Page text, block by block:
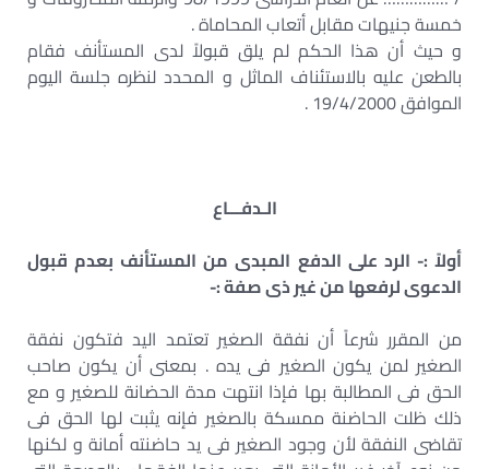
خمسة جنيهات مقابل أتعاب المحاماة .
و حيث أن هذا الحكم لم يلق قبولاً لدى المستأنف فقام
بالطعن عليه بالاستئناف الماثل و المحدد لنظره جلسة اليوم
الموافق 19/4/2000 .
الـدفـــاع
أولاً :- الرد على الدفع المبدى من المستأنف بعدم قبول
الدعوى لرفعها من غير ذى صفة :-
من المقرر شرعاً أن نفقة الصغير تعتمد اليد فتكون نفقة
الصغير لمن يكون الصغير فى يده . بمعنى أن يكون صاحب
الحق فى المطالبة بها فإذا انتهت مدة الحضانة للصغير و مع
ذلك ظلت الحاضنة ممسكة بالصغير فإنه يثبت لها الحق فى
تقاضى النفقة لأن وجود الصغير فى يد حاضنته أمانة و لكنها